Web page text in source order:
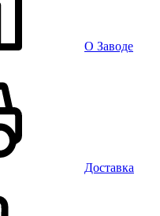
О Заводе
Доставка